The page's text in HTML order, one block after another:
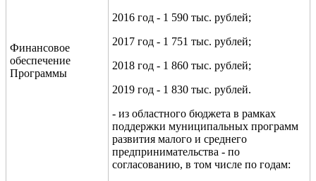
Финансовое
обеспечение
Программы
2016 год - 1 590 тыс. рублей;
2017 год - 1 751 тыс. рублей;
2018 год - 1 860 тыс. рублей;
2019 год - 1 830 тыс. рублей.
- из областного бюджета в рамках
поддержки муниципальных программ
развития малого и среднего
предпринимательства - по
согласованию, в том числе по годам: